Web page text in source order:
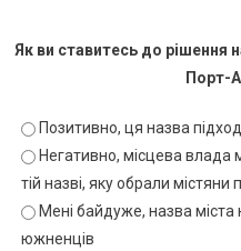
Як ви ставитесь до рішення
Порт-
Позитивно, ця назва
Негативно, місцева влада
тій назві, яку обрали містяни
Мені байдуже, назва міста
южненців